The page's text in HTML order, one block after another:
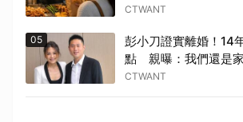
CTWANT
05
彭小刀證實離婚！14
點 親曝：我們還是
CTWANT